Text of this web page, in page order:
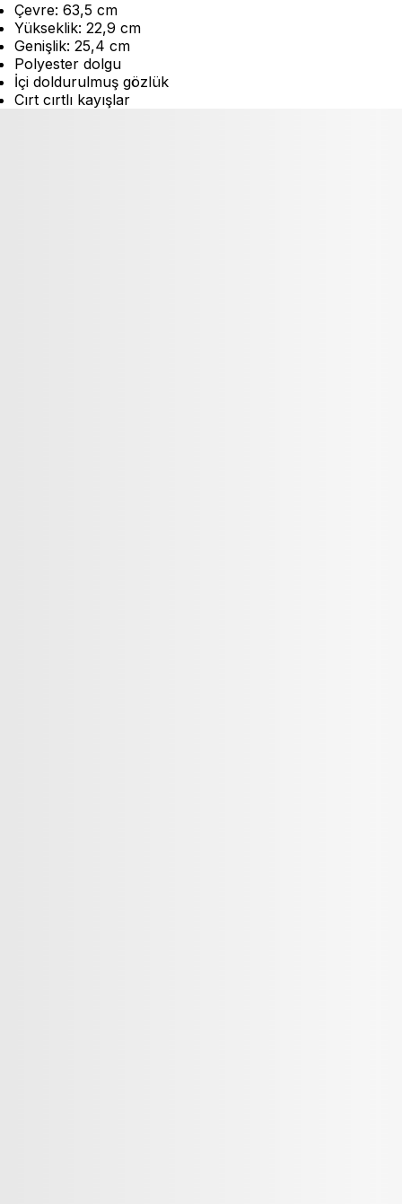
Çevre: 63,5 cm
Yükseklik: 22,9 cm
Genişlik: 25,4 cm
Polyester dolgu
İçi doldurulmuş gözlük
Cırt cırtlı kayışlar